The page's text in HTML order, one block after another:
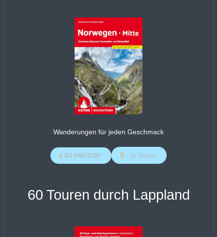
Wanderungen für jeden Geschmack
ZU AMAZON Zu Thalia
60 Touren durch Lappland